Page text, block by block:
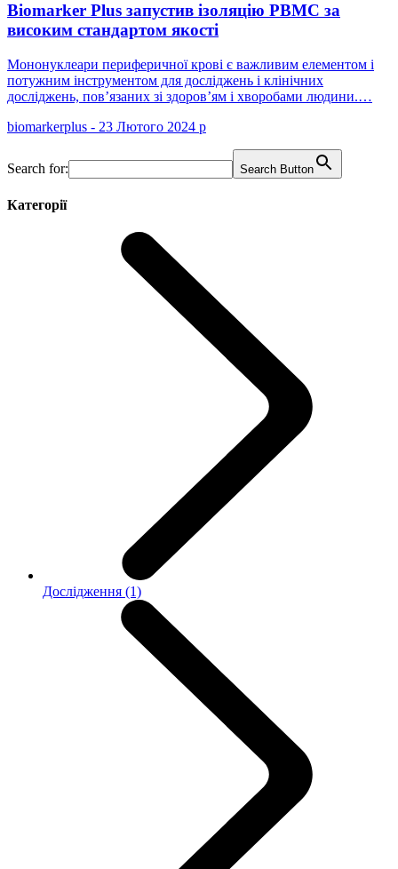
Biomarker Plus запустив ізоляцію PBMC за
високим стандартом якості
Мононуклеари периферичної крові є важливим елементом і
потужним інструментом для досліджень і клінічних
досліджень, пов’язаних зі здоров’ям і хворобами людини.…
biomarkerplus - 23 Лютого 2024 р
Search for: Search Button
Категорії
Дослідження (1)